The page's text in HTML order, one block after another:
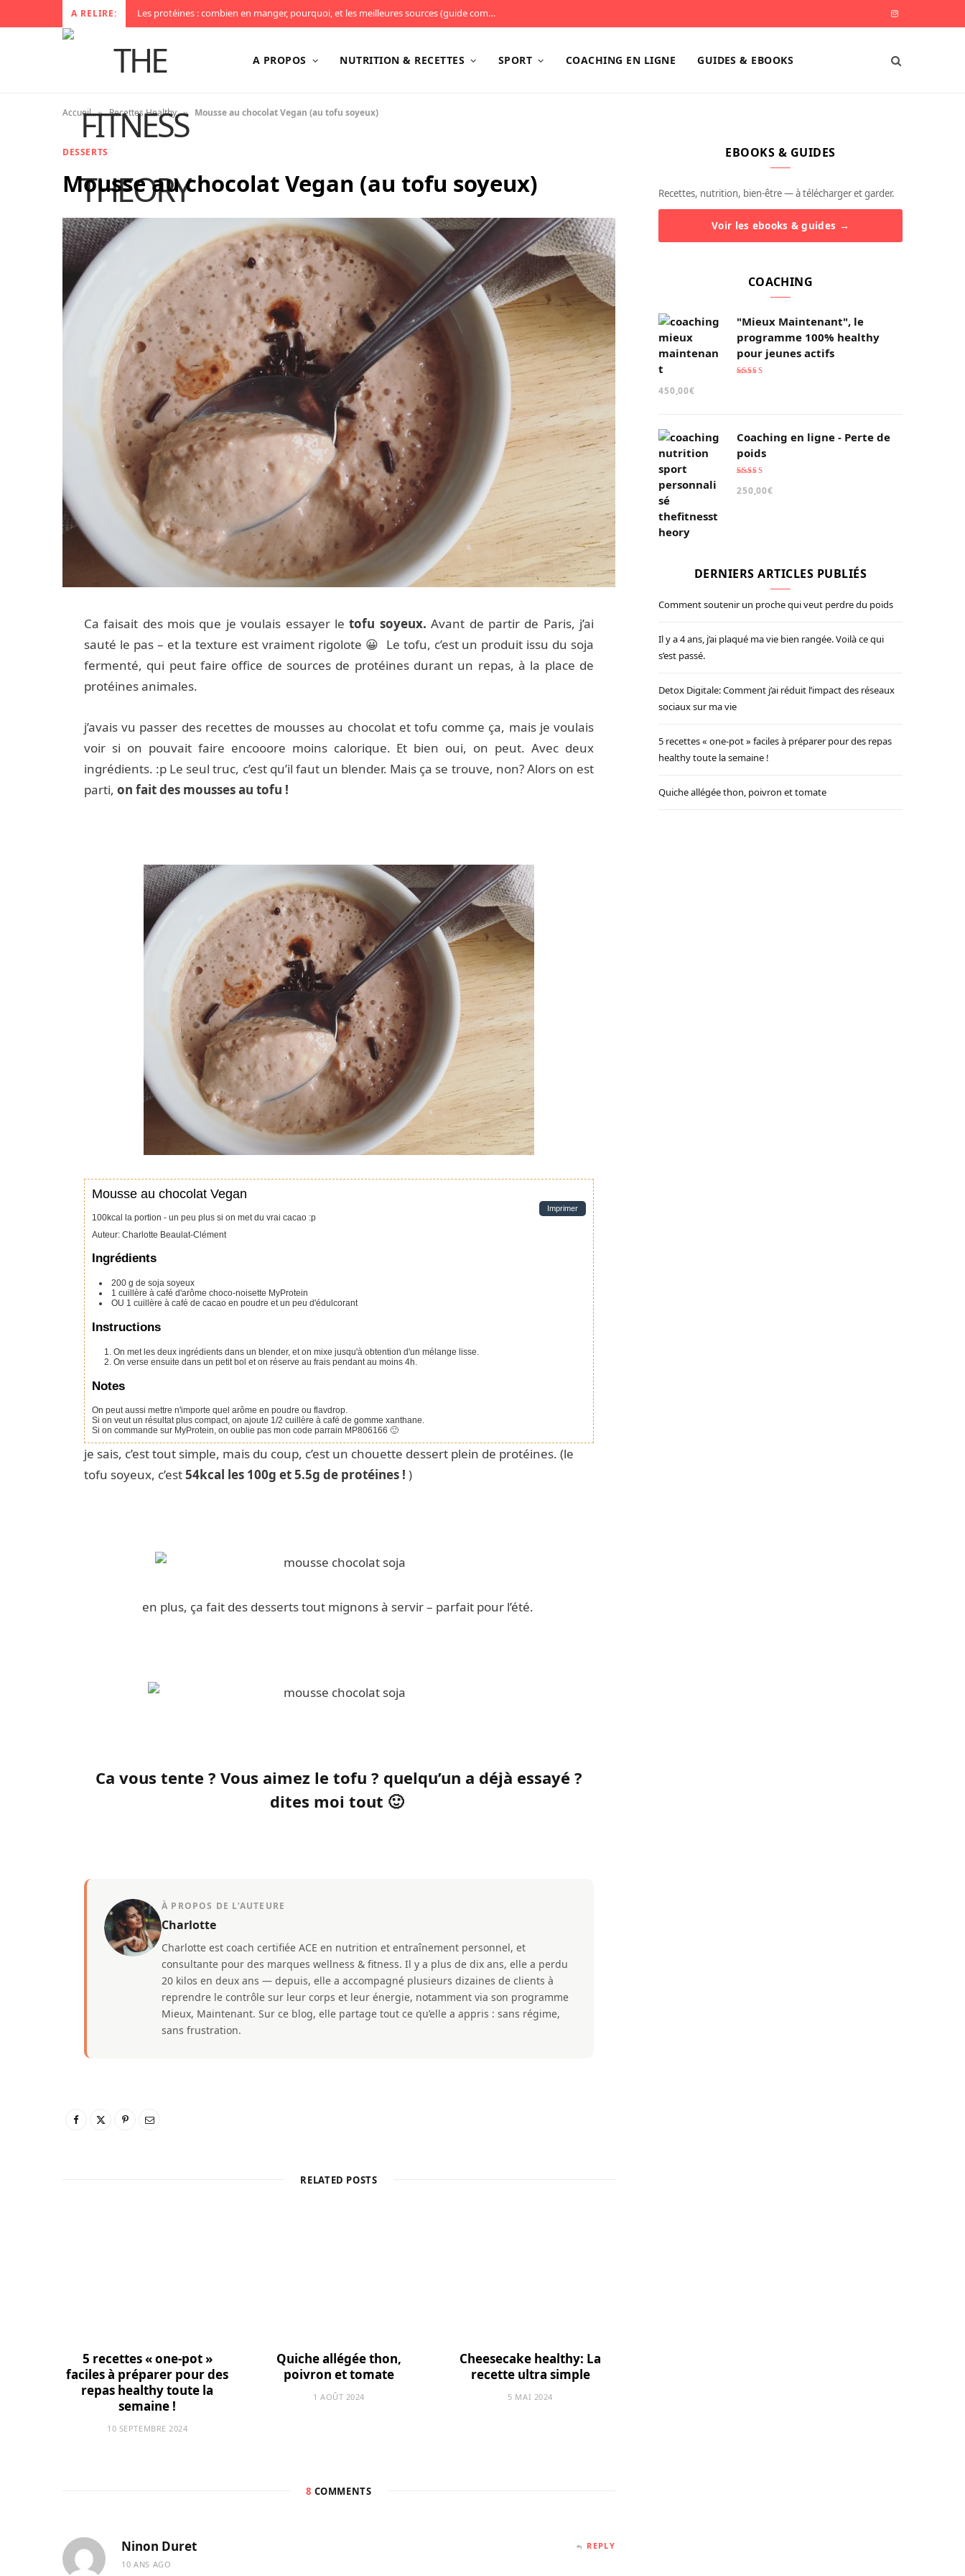
A RELIRE: Les protéines : combien en manger, pourquoi, et les meilleures sources (guide complet) I
s
A PROPOS NUTRITION & RECETTES SPORT COACHING EN LIGNE GUIDES & EBOOKS
Accueil » Recettes Healthy » Mousse au chocolat Vegan (au tofu soyeux)
DESSERTS
Mousse au chocolat Vegan (au tofu soyeux)
Ca faisait des mois que je voulais essayer le tofu soyeux. Avant de partir de Paris, j’ai
sauté le pas – et la texture est vraiment rigolote 😀 Le tofu, c’est un produit issu du soja
fermenté, qui peut faire office de sources de protéines durant un repas, à la place de
protéines animales.
j’avais vu passer des recettes de mousses au chocolat et tofu comme ça, mais je voulais
voir si on pouvait faire encooore moins calorique. Et bien oui, on peut. Avec deux
ingrédients. :p Le seul truc, c’est qu’il faut un blender. Mais ça se trouve, non? Alors on est
parti, on fait des mousses au tofu !
Imprimer
Mousse au chocolat Vegan
100kcal la portion - un peu plus si on met du vrai cacao :p
Auteur: Charlotte Beaulat-Clément
Ingrédients
200 g de soja soyeux
1 cuillère à café d'arôme choco-noisette MyProtein
OU 1 cuillère à café de cacao en poudre et un peu d'édulcorant
Instructions
On met les deux ingrédients dans un blender, et on mixe jusqu'à obtention d'un mélange lisse.
On verse ensuite dans un petit bol et on réserve au frais pendant au moins 4h.
Notes
On peut aussi mettre n'importe quel arôme en poudre ou flavdrop.
Si on veut un résultat plus compact, on ajoute 1/2 cuillère à café de gomme xanthane.
Si on commande sur MyProtein, on oublie pas mon code parrain MP806166 🙂
je sais, c’est tout simple, mais du coup, c’est un chouette dessert plein de protéines. (le
tofu soyeux, c’est54kcal les 100g et 5.5g de protéines ! )
en plus, ça fait des desserts tout mignons à servir – parfait pour l’été.
Ca vous tente ? Vous aimez le tofu ? quelqu’un a déjà essayé ?
dites moi tout 🙂
À PROPOS DE L’AUTEURE
Charlotte
Charlotte est coach certifiée ACE en nutrition et entraînement personnel, et
consultante pour des marques wellness & fitness. Il y a plus de dix ans, elle a perdu
20 kilos en deux ans — depuis, elle a accompagné plusieurs dizaines de clients à
reprendre le contrôle sur leur corps et leur énergie, notamment via son programme
Mieux, Maintenant. Sur ce blog, elle partage tout ce qu’elle a appris : sans régime,
sans frustration.
RELATED POSTS
5 recettes « one-pot »
faciles à préparer pour des
repas healthy toute la
semaine !
10 SEPTEMBRE 2024
Quiche allégée thon,
poivron et tomate
1 AOÛT 2024
Cheesecake healthy: La
recette ultra simple
5 MAI 2024
8 COMMENTS
Ninon Duret
10 ANS AGO
REPLY
EBOOKS & GUIDES
Recettes, nutrition, bien-être — à télécharger et garder.
Voir les ebooks & guides →
COACHING
"Mieux Maintenant", le
programme 100% healthy
pour jeunes actifs
450,00€
Coaching en ligne - Perte de
poids
5
250,00€
DERNIERS ARTICLES PUBLIÉS
Comment soutenir un proche qui veut perdre du poids
Il y a 4 ans, j’ai plaqué ma vie bien rangée. Voilà ce qui
s’est passé.
Detox Digitale: Comment j’ai réduit l’impact des réseaux
sociaux sur ma vie
5 recettes « one-pot » faciles à préparer pour des repas
healthy toute la semaine !
Quiche allégée thon, poivron et tomate